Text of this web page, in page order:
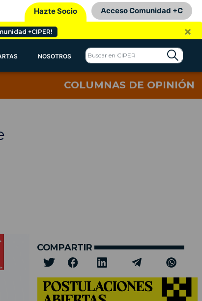
Hazte Socio Acceso Comunidad +C
+CIPER! ×
NOSOTROS
COLUMNAS DE OPINIÓN
COMPARTIR